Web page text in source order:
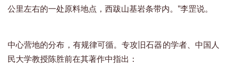
公里左右的一处原料地点，西跋山基岩条带内。”李罡说。
中心营地的分布，有规律可循。专攻旧石器的学者、中国人
民大学教授陈胜前在其著作中指出：